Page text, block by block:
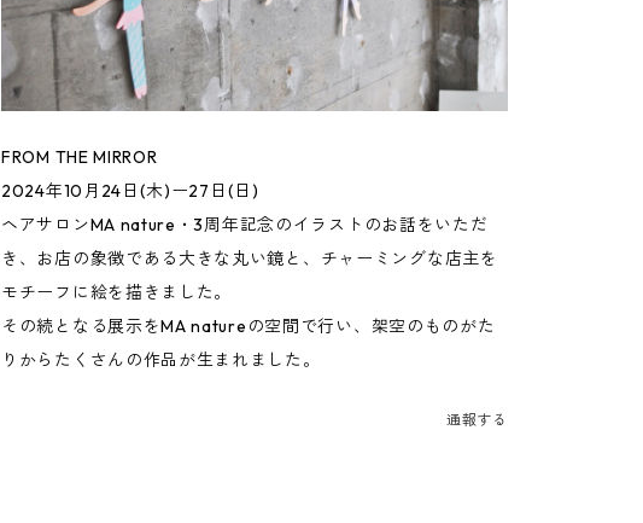
FROM THE MIRROR
2024年10月24日(木)ー27日(日)
ヘアサロンMA nature・3周年記念のイラストのお話をいただ
き、お店の象徴である大きな丸い鏡と、チャーミングな店主を
モチーフに絵を描きました。
その続となる展示をMA natureの空間で行い、架空のものがた
りからたくさんの作品が生まれました。
通報する